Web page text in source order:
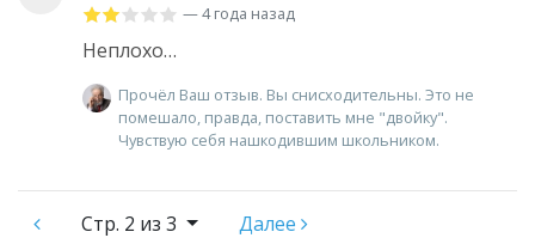
— 4 года назад
Неплохо…
Прочёл Ваш отзыв. Вы снисходительны. Это не
помешало, правда, поставить мне "двойку".
Чувствую себя нашкодившим школьником.
Стр. 2 из 3 Далее